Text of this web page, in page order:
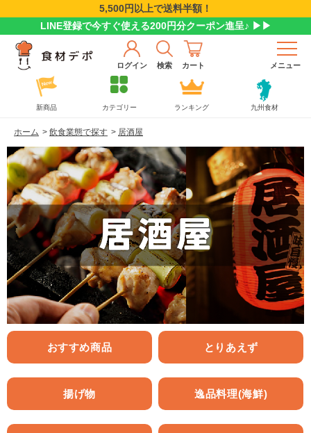
5,500円以上で送料半額！
LINE登録で今すぐ使える200円分クーポン進呈♪ ▶▶
ログイン 検索 カート メニュー
新商品 カテゴリー ランキング 九州食材
ホーム > 飲食業態で探す > 居酒屋
おすすめ商品 とりあえず
揚げ物 逸品料理(海鮮)